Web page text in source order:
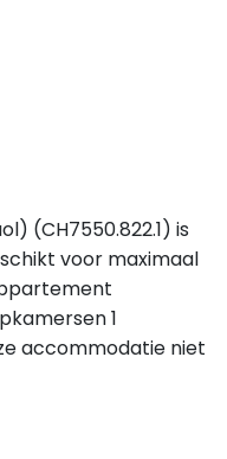
(CH7550.822.1) is
voor maximaal
1
accommodatie niet